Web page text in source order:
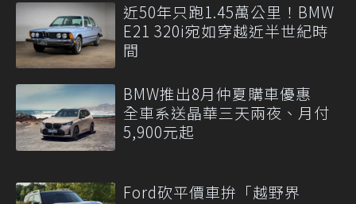
近50年只跑1.45萬公里！BMW
E21 320i宛如穿越近半世紀時
間
BMW推出8月仲夏購車優惠
全車系送晶華三天兩夜、月付
5,900元起
Ford砍平價車拚「越野界